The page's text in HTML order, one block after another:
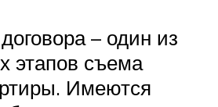
– один из
этапов съема
Имеются